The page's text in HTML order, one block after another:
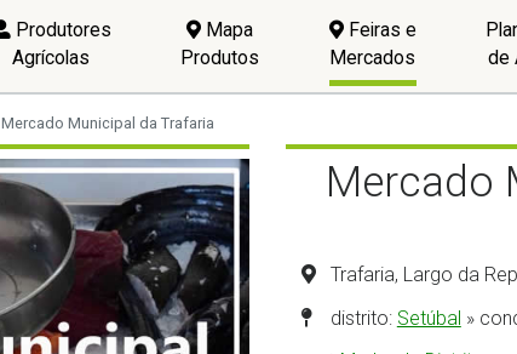
Produtores
Agrícolas
Mapa
Produtos
Feiras e
Mercados
de
Mercado Municipal da Trafaria
Mercado
Trafaria, Largo da
distrito: Setúbal »